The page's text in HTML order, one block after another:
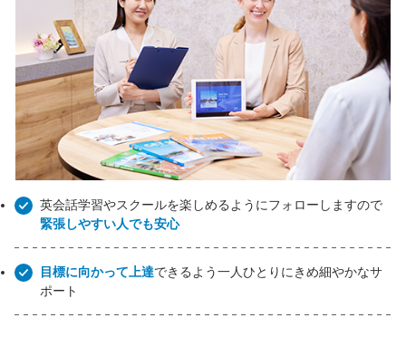
英会話学習やスクールを楽しめるようにフォローしますので
緊張しやすい人でも安心
目標に向かって上達できるよう一人ひとりにきめ細やかなサ
ポート